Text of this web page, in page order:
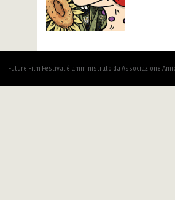
Future Film Festival è amministrato da Associazione